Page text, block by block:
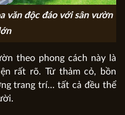
văn độc đáo với sân vườn
theo phong cách này là
rất rõ. Từ thảm cỏ, bồn
trang trí… tất cả đều thể